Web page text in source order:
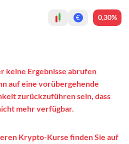
€ 0,30%
keine Ergebnisse abrufen
auf eine vorübergehende
zurückzuführen sein, dass
mehr verfügbar.
Krypto-Kurse finden Sie auf